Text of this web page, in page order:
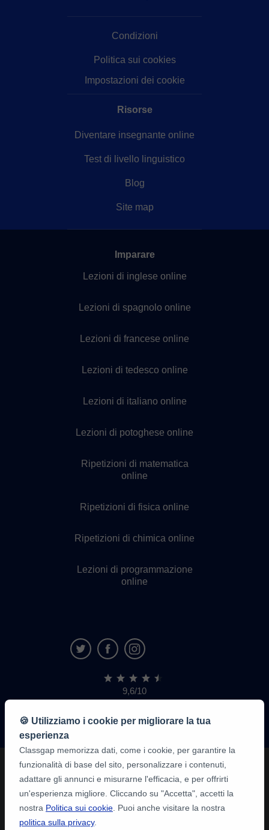
Condizioni
Politica sui cookies
Impostazioni dei cookie
Risorse
Diventare insegnante online
Test di livello linguistico
Blog
Site map
Imparare
Lezioni di inglese online
Lezioni di spagnolo online
Lezioni di francese online
Lezioni di tedesco online
Lezioni di italiano online
Lezioni di potoghese online
Ripetizioni di matematica
online
Ripetizioni di fisica online
Ripetizioni di chimica online
Lezioni di programmazione
online
9,6/10
1.339.284
recensioni
di
alunni
🍪 Utilizziamo i cookie per migliorare la tua
esperienza
Classgap memorizza dati, come i cookie, per garantire la
funzionalità di base del sito, personalizzare i contenuti,
adattare gli annunci e misurarne l'efficacia, e per offrirti
un'esperienza migliore. Cliccando su "Accetta", accetti la
nostra Politica sui cookie . Puoi anche visitare la nostra
politica sulla privacy.